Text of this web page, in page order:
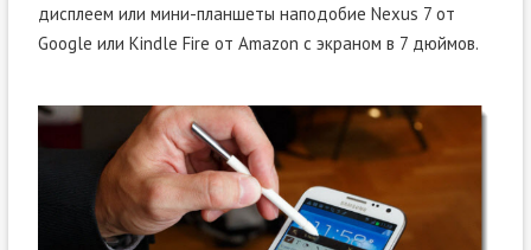
дисплеем или мини-планшеты наподобие Nexus 7 от
Google или Kindle Fire от Amazon с экраном в 7 дюймов.